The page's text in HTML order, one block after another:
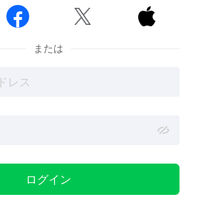
主流になるにつれ、今年はいくつか
方を再構築しています。持続可能な素
がアイデアを現実に変えるための新た
る未来をどのように形作っているかを
プ3Dプリンティングトレ
  
または
ログイン